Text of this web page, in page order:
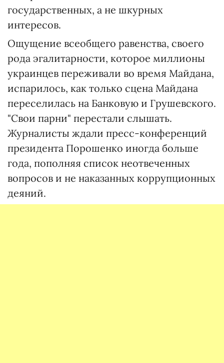
государственных, а не шкурных
интересов.
Ощущение всеобщего равенства, своего
рода эгалитарности, которое миллионы
украинцев переживали во время Майдана,
испарилось, как только сцена Майдана
переселилась на Банковую и Грушевского.
"Свои парни" перестали слышать.
Журналисты ждали пресс-конференций
президента Порошенко иногда больше
года, пополняя список неотвеченных
вопросов и не наказанных коррупционных
деяний.